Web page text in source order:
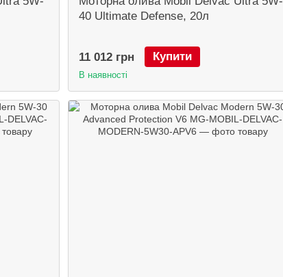
40 Ultimate Defense, 20л
11 012 грн Купити
В наявності